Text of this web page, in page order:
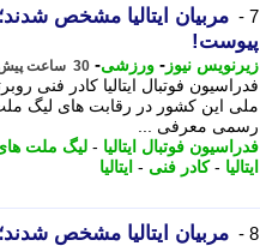
7 -
مربیان ایتالیا مشخص
پیوست!
زیرنویس نیوز - ورزشی- 30 ساعت پیش - جمعه 16 مرداد 1405، 10:13
فدراسیون فوتبال ایتالیا کادر فنی
ملی این کشور در رقابت های لیگ
رسمی معرفی ...
فدراسیون فوتبال ایتالیا - لیگ ملت های
ایتالیا -کادر فنی - ایتالیا
8 -
مربیان ایتالیا مشخص